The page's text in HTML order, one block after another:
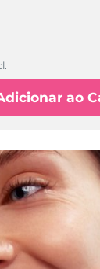
ao